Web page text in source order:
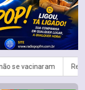
Retiradas da